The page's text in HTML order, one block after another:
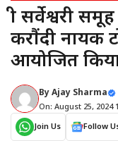
श्री सर्वेश्वरी
करौंदी नायक
आयोजित
ByAjay Sharma
On: August 25, 2024
Join Us
Follow